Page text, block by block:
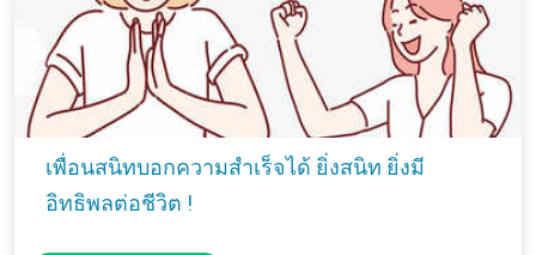
เพื่อนสนิทบอกความสำเร็จได้ ยิ่งสนิท ยิ่งมี
อิทธิพลต่อชีวิต !